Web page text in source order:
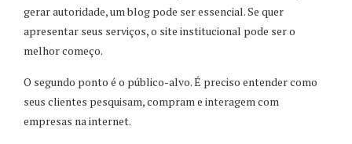
gerar autoridade, um blog pode ser essencial. Se quer
apresentar seus serviços, o site institucional pode ser o
melhor começo.
O segundo ponto é o público-alvo. É preciso entender como
seus clientes pesquisam, compram e interagem com
empresas na internet.